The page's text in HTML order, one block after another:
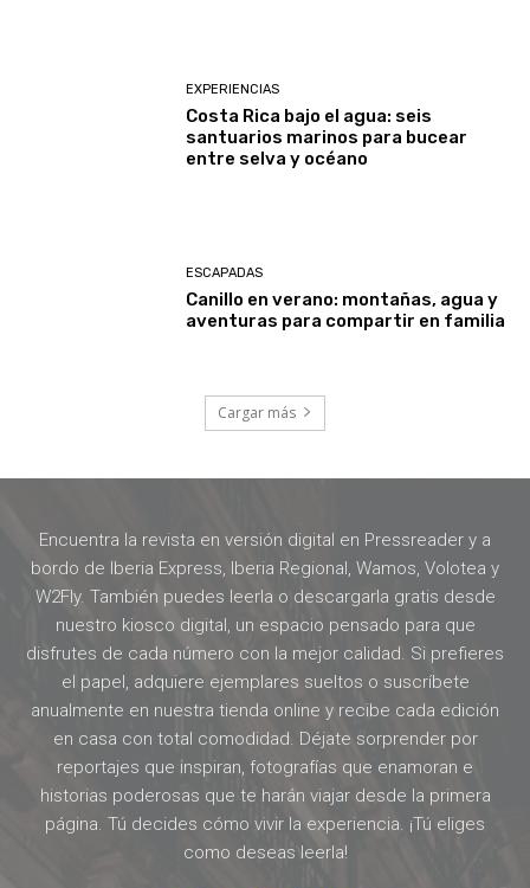
EXPERIENCIAS
Costa Rica bajo el agua: seis
santuarios marinos para bucear
entre selva y océano
ESCAPADAS
Canillo en verano: montañas, agua y
aventuras para compartir en familia
Cargar más
Encuentra la revista en versión digital en Pressreader y a
bordo de Iberia Express, Iberia Regional, Wamos, Volotea y
W2Fly. También puedes leerla o descargarla gratis desde
nuestro kiosco digital, un espacio pensado para que
disfrutes de cada número con la mejor calidad. Si prefieres
el papel, adquiere ejemplares sueltos o suscríbete
anualmente en nuestra tienda online y recibe cada edición
en casa con total comodidad. Déjate sorprender por
reportajes que inspiran, fotografías que enamoran e
historias poderosas que te harán viajar desde la primera
página. Tú decides cómo vivir la experiencia. ¡Tú eliges
como deseas leerla!